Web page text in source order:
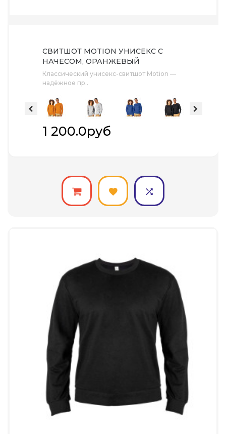
СВИТШОТ MOTION УНИСЕКС С
НАЧЕСОМ, ОРАНЖЕВЫЙ
Классический унисекс-свитшот Motion —
надёжное пр..
1 200.0руб